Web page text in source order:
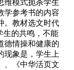
维模式扼杀学生
学参考书的内容
。教材选文时代
生的共鸣，不能
德情操和健康的
现象是，学生上
、《中华活页文